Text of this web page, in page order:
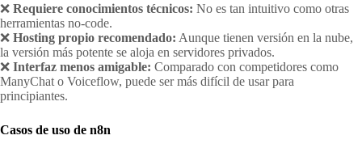
❌ Requiere conocimientos técnicos: No es tan intuitivo como otras
herramientas no-code.
❌ Hosting propio recomendado: Aunque tienen versión en la nube,
la versión más potente se aloja en servidores privados.
❌ Interfaz menos amigable: Comparado con competidores como
ManyChat o Voiceflow, puede ser más difícil de usar para
principiantes.
Casos de uso de n8n